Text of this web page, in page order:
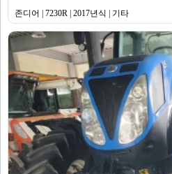
존디어 | 7230R | 2017년식 | 기타